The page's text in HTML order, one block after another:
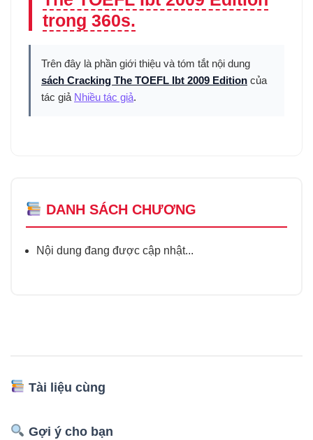
trong 360s.
Trên đây là phần giới thiệu và tóm tắt nội dung
sách Cracking The TOEFL Ibt 2009 Edition của
tác giả Nhiều tác giả.
DANH SÁCH CHƯƠNG
Nội dung đang được cập nhật...
Tài liệu cùng
Gợi ý cho bạn